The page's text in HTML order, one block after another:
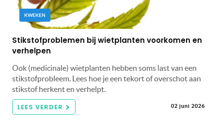
KWEKEN
Stikstofproblemen bij wietplanten voorkomen en
verhelpen
Ook (medicinale) wietplanten hebben soms last van een
stikstofprobleem. Lees hoe je een tekort of overschot aan
stikstof herkent en verhelpt.
LEES VERDER 02 juni 2026